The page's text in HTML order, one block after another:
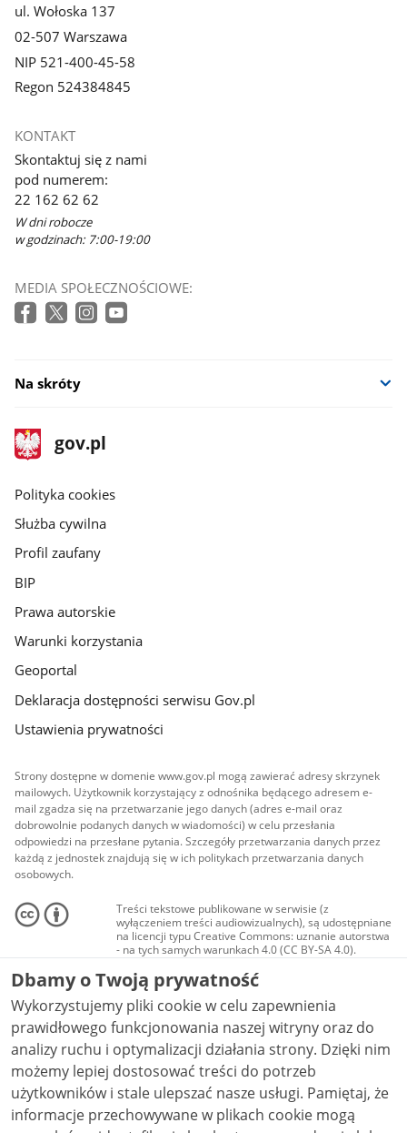
ul. Wołoska 137
02-507 Warszawa
NIP 521-400-45-58
Regon 524384845
KONTAKT
Skontaktuj się z nami
pod numerem:
22 162 62 62
W dni robocze
w godzinach: 7:00-19:00
MEDIA SPOŁECZNOŚCIOWE:
Na skróty
stopka
gov.pl
Strona
gov.pl
gov.pl
Polityka cookies
Służba cywilna
Profil zaufany
BIP
Prawa autorskie
Warunki korzystania
Geoportal
Deklaracja dostępności serwisu Gov.pl
Ustawienia prywatności
Strony dostępne w domenie www.gov.pl mogą zawierać adresy skrzynek
mailowych. Użytkownik korzystający z odnośnika będącego adresem e-
mail zgadza się na przetwarzanie jego danych (adres e-mail oraz
dobrowolnie podanych danych w wiadomości) w celu przesłania
odpowiedzi na przesłane pytania. Szczegóły przetwarzania danych przez
każdą z jednostek znajdują się w ich politykach przetwarzania danych
osobowych.
Treści tekstowe publikowane w serwisie (z
wyłączeniem treści audiowizualnych), są udostępniane
na licencji typu Creative Commons: uznanie autorstwa
- na tych samych warunkach 4.0 (CC BY-SA 4.0).
Materiały audiowizualne, w tym zdjęcia, materiały
audio i wideo, są udostępniane na licencji typu
Creative Commons: uznanie autorstwa użycie
niekomercyjne - bez utworów zależnych 4.0 (CC BY-
NC-ND 4.0), o ile nie jest to stwierdzone inaczej.
Dbamy o Twoją prywatność
Wykorzystujemy pliki cookie w celu zapewnienia
prawidłowego funkcjonowania naszej witryny oraz do
analizy ruchu i optymalizacji działania strony. Dzięki nim
możemy lepiej dostosować treści do potrzeb
użytkowników i stale ulepszać nasze usługi. Pamiętaj, że
informacje przechowywane w plikach cookie mogą